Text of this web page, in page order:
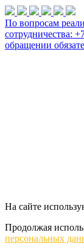
По вопросам
сотрудничества:
обращении
На сайте
Продолжая
персональных